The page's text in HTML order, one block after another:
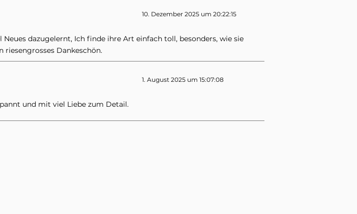
10. Dezember 2025 um 20:22:15
dazugelernt, Ich finde ihre Art einfach toll, besonders, wie sie
Dankeschön.
1. August 2025 um 15:07:08
und mit viel Liebe zum Detail.